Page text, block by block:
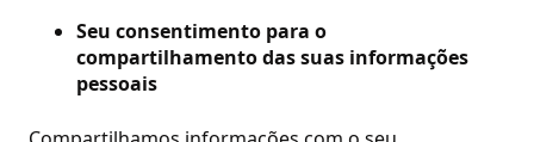
Seu consentimento para o
compartilhamento das suas informações
pessoais